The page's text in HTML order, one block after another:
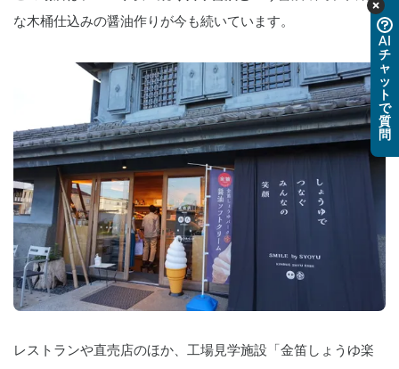
な木桶仕込みの醤油作りが今も続いています。
レストランや直売店のほか、工場見学施設「金笛しょうゆ楽
AI
チ
ャ
ッ
ト
で
質
問